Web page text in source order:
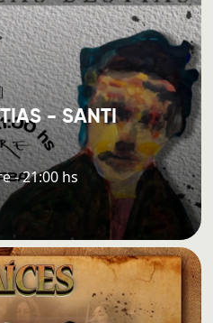
- SANTI
- 21:00 hs